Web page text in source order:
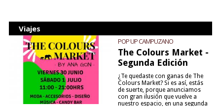
Viajes
POP UP CAMPUZANO
The Colours Market -
Segunda Edición
¿Te quedaste con ganas de The
Colours Market? Si es así, estás
de suerte, porque anunciamos
con gran ilusión que vuelve a
nuestro espacio, en una segunda